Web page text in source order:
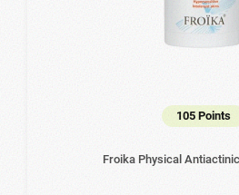
105 Points
Froika Physical